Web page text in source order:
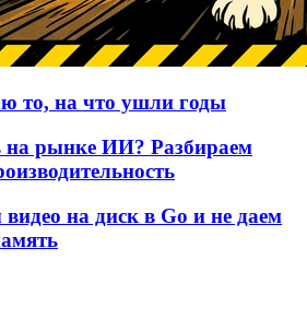
то, на что ушли годы
на рынке ИИ? Разбираем
на диск в Go и не даем